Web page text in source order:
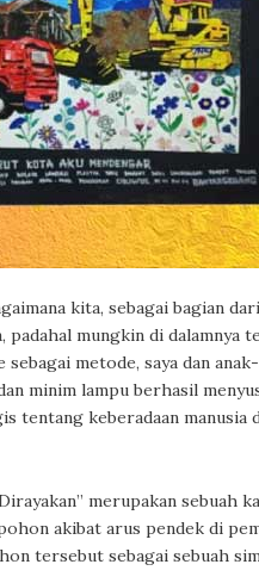
kita, sebagai bagian
mungkin di dalamnya
metode, saya dan
minim lampu berhasil
keberadaan manusia
merupakan
akibat arus pendek di
tersebut sebagai sebuah